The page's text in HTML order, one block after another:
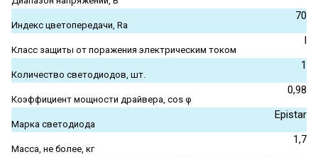
Индекс цветопередачи, Ra
70
Класс защиты от поражения электрическим током
I
Количество светодиодов, шт.
1
Коэффициент мощности драйвера, cos φ
0,98
Марка светодиода
Epistar
Масса, не более, кг
1,7